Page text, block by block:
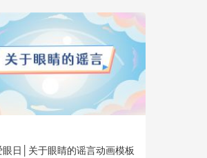
预览
眼日│关于眼睛的谣言动画模板